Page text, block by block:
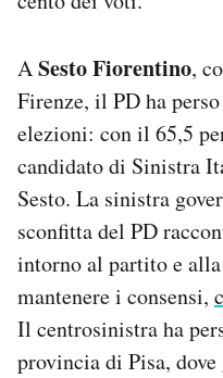
ASesto Fiorentino,
Firenze, il PD ha
elezioni: con il 65,5
candidato di Sinistra
Sesto. La sinistra
sconfitta del PD
intorno al partito e
mantenere i consensi,
Il centrosinistra ha
provincia di Pisa,